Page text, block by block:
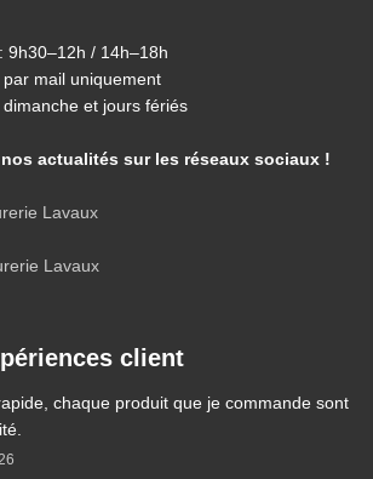
9h30–12h / 14h–18h
mail uniquement
et jours fériés
actualités sur les réseaux sociaux !
Lavaux
Lavaux
client
chaque produit que je commande sont